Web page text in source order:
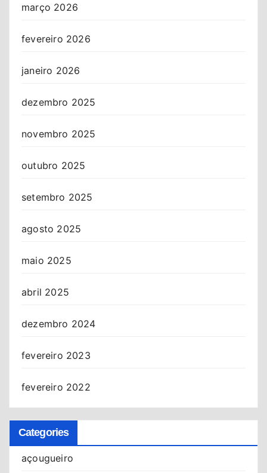
março 2026
fevereiro 2026
janeiro 2026
dezembro 2025
novembro 2025
outubro 2025
setembro 2025
agosto 2025
maio 2025
abril 2025
dezembro 2024
fevereiro 2023
fevereiro 2022
Categories
açougueiro